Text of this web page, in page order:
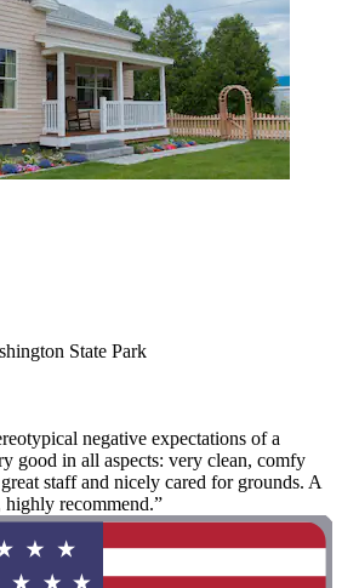
State Park
negative expectations of a
good in all aspects: very clean, comfy
staff and nicely cared for grounds. A
highly recommend.”